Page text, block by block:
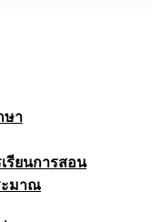
ษา
รียนการสอน
ะมาณ